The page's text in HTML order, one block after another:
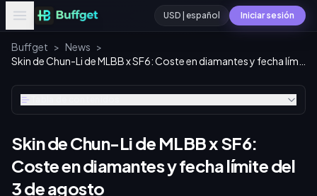
USD | español Iniciar sesión
Buffget > News >
Skin de Chun-Li de MLBB x SF6:
Coste en diamantes y fecha límite del
3 de agosto